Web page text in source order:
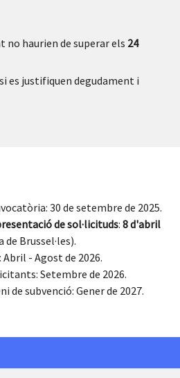
haurien de superar els 24
es justifiquen degudament i
30 de setembre de 2025.
de sol·licituds: 8 d'abril
de Brussel·les).
- Agost de 2026.
Setembre de 2026.
de subvenció: Gener de 2027.